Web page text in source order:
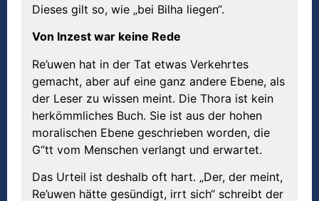
Dieses gilt so, wie „bei Bilha liegen“.
Von Inzest war keine Rede
Re’uwen hat in der Tat etwas Verkehrtes
gemacht, aber auf eine ganz andere Ebene, als
der Leser zu wissen meint. Die Thora ist kein
herkömmliches Buch. Sie ist aus der hohen
moralischen Ebene geschrieben worden, die
G“tt vom Menschen verlangt und erwartet.
Das Urteil ist deshalb oft hart. „Der, der meint,
Re’uwen hätte gesündigt, irrt sich“ schreibt der